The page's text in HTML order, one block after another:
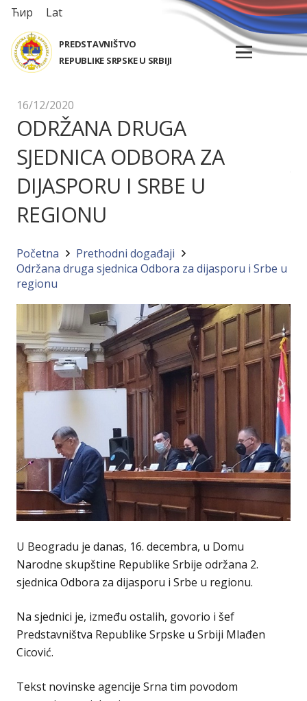
Ћир Lat
PREDSTAVNIŠTVO
REPUBLIKE SRPSKE U SRBIJI
16/12/2020
ODRŽANA DRUGA
SJEDNICA ODBORA ZA
DIJASPORU I SRBE U
REGIONU
Početna
Prethodni događaji
Održana druga sjednica Odbora za dijasporu i Srbe u
regionu
U Beogradu je danas, 16. decembra, u Domu
Narodne skupštine Republike Srbije održana 2.
sjednica Odbora za dijasporu i Srbe u regionu.
Na sjednici je, između ostalih, govorio i šef
Predstavništva Republike Srpske u Srbiji Mlađen
Cicović.
Tekst novinske agencije Srna tim povodom